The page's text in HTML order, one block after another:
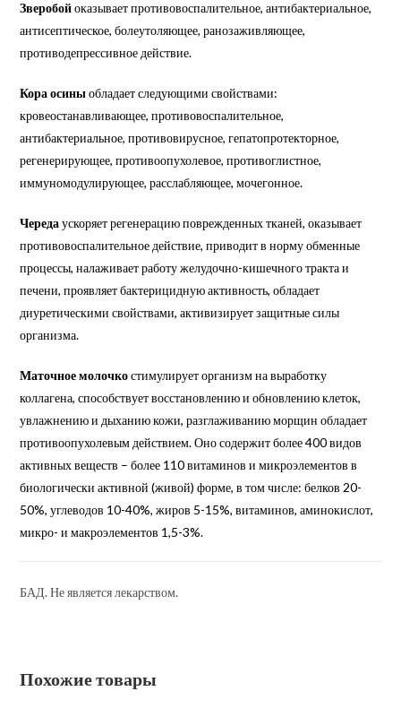
Зверобойоказывает противовоспалительное, антибактериальное,
антисептическое, болеутоляющее, ранозаживляющее,
противодепрессивное действие.
Кора осиныобладает следующими свойствами:
кровеостанавливающее, противовоспалительное,
антибактериальное, противовирусное, гепатопротекторное,
регенерирующее, противоопухолевое, противоглистное,
иммуномодулирующее, расслабляющее, мочегонное.
Чередаускоряет регенерацию поврежденных тканей, оказывает
противовоспалительное действие, приводит в норму обменные
процессы, налаживает работу желудочно-кишечного тракта и
печени, проявляет бактерицидную активность, обладает
диуретическими свойствами, активизирует защитные силы
организма.
Маточное молочкостимулирует организм на выработку
коллагена, способствует восстановлению и обновлению клеток,
увлажнению и дыханию кожи, разглаживанию морщин обладает
противоопухолевым действием. Оно содержит более 400 видов
активных веществ – более 110 витаминов и микроэлементов в
биологически активной (живой) форме, в том числе: белков 20-
50%, углеводов 10-40%, жиров 5-15%, витаминов, аминокислот,
микро- и макроэлементов 1,5-3%.
БАД. Не является лекарством.
Похожие товары